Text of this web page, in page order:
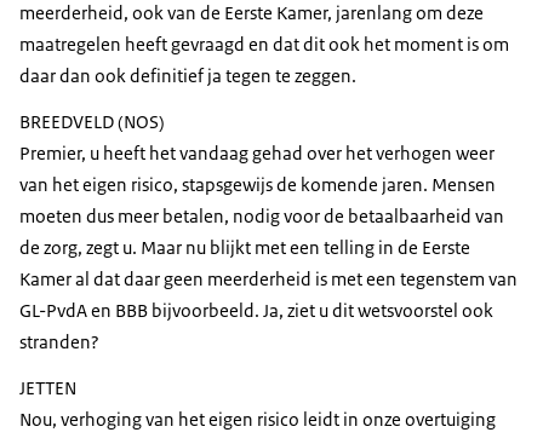
meerderheid, ook van de Eerste Kamer, jarenlang om deze
maatregelen heeft gevraagd en dat dit ook het moment is om
daar dan ook definitief ja tegen te zeggen.
BREEDVELD (NOS)
Premier, u heeft het vandaag gehad over het verhogen weer
van het eigen risico, stapsgewijs de komende jaren. Mensen
moeten dus meer betalen, nodig voor de betaalbaarheid van
de zorg, zegt u. Maar nu blijkt met een telling in de Eerste
Kamer al dat daar geen meerderheid is met een tegenstem van
GL-PvdA en BBB bijvoorbeeld. Ja, ziet u dit wetsvoorstel ook
stranden?
JETTEN
Nou, verhoging van het eigen risico leidt in onze overtuiging